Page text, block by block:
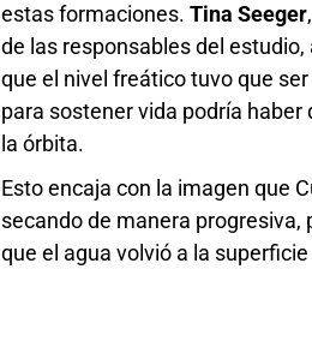
estas formaciones. Tina Seeger
de las responsables del
que el nivel freático tuvo que
para sostener vida podría
la órbita.
Esto encaja con la imagen que
secando de manera progresiva,
que el agua volvió a la